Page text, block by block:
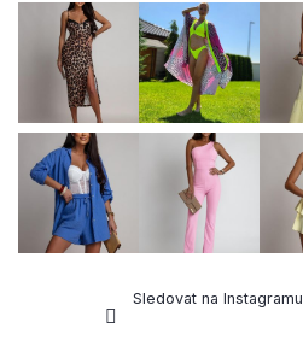
Sledovat na Instagramu